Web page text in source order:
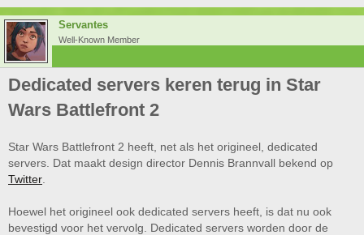
Servantes
Well-Known Member
Dedicated servers keren terug in Star
Wars Battlefront 2
Star Wars Battlefront 2 heeft, net als het origineel, dedicated
servers. Dat maakt design director Dennis Brannvall bekend op
Twitter
Hoewel het origineel ook dedicated servers heeft, is dat nu ook
bevestigd voor het vervolg. Dedicated servers worden door de